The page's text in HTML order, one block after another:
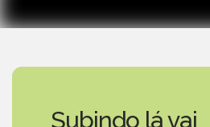
Subindo lá vai